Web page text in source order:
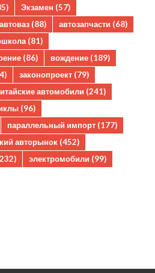
Экзамен (57)
автоваз (88) автозапчасти (68)
(81)
(86) вождение (189)
законопроект (79)
автомобили (241)
(96)
параллельный импорт (177)
авторынок (452)
электромобили (99)